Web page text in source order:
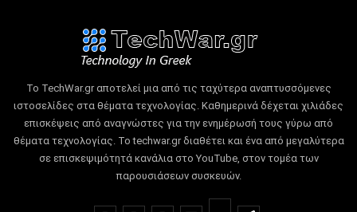
Το TechWar.gr αποτελεί μια από τις ταχύτερα αναπτυσσόμενες
ιστοσελίδες στα θέματα τεχνολογίας. Καθημερινά δέχεται χιλιάδες
επισκέψεις από αναγνώστες για την ενημέρωσή τους γύρω από
θέματα τεχνολογίας. Το techwar.gr διαθέτει και ένα από μεγαλύτερα
σε επισκεψιμότητά κανάλια στο YouTube, στον τομέα των
παρουσιάσεων συσκευών.